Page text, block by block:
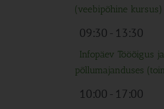
(veebipõhine kursus)
09:30- 13:30
Infopäev Tööõigus
põllumajanduses
10:00- 17:00